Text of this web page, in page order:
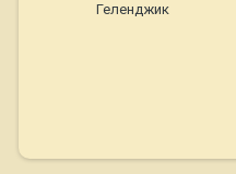
Геленджик